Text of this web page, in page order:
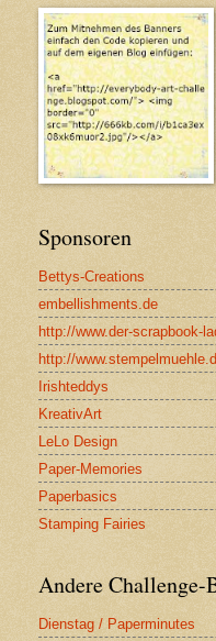
Sponsoren
Bettys-Creations
embellishments.de
http://www.der-scrapbook-
http://
Irishteddys
KreativArt
LeLo Design
Paper-Memories
Paperbasics
Stamping Fairies
Andere Challenge-
Dienstag / Paperminutes